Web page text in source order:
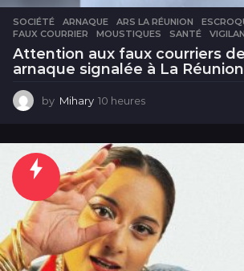
SOCIÉTÉ ARNAQUE ,ARS LA RÉUNION ,
FAUX COURRIER
,MOUSTIQUES ,SANTÉ ,
Attention aux faux courriers de
arnaque signalée à La Réunion
by Mihary 10 heures
e
u
r